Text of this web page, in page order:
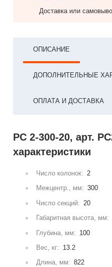
Доставка или
ОПИСАНИЕ
ДОПОЛНИТЕЛЬНЫЕ
ОПЛАТА И ДОСТАВКА
РС 2-300-20, арт.
характеристики
Число колонок: 2
Межцентр., мм: 300
Число секций: 20
Габаритная высота, мм:
Глубина, мм: 100
Вес, кг: 13.2
Длина, мм: 822